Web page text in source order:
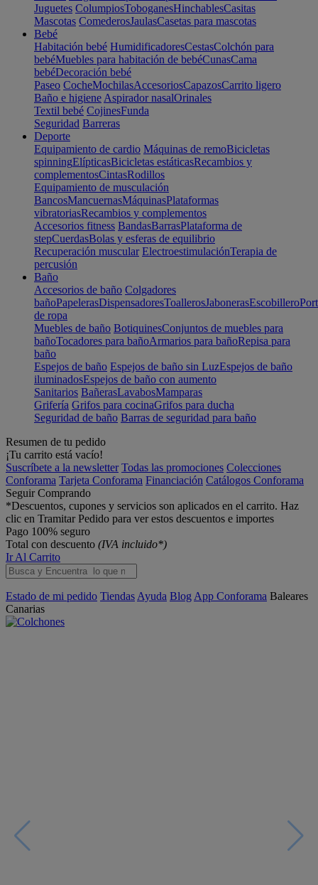
Juguetes ColumpiosToboganesHinchablesCasitas
Mascotas ComederosJaulasCasetas para mascotas
Bebé
Habitación bebé HumidificadoresCestasColchón para
bebéMuebles para habitación de bebéCunasCama
bebéDecoración bebé
Paseo CocheMochilasAccesoriosCapazosCarrito ligero
Baño e higiene Aspirador nasalOrinales
Textil bebé CojinesFunda
Seguridad Barreras
Deporte
Equipamiento de cardio Máquinas de remoBicicletas
spinningElípticasBicicletas estáticasRecambios y
complementosCintasRodillos
Equipamiento de musculación
BancosMancuernasMáquinasPlataformas
vibratoriasRecambios y complementos
Accesorios fitness BandasBarrasPlataforma de
stepCuerdasBolas y esferas de equilibrio
Recuperación muscular ElectroestimulaciónTerapia de
percusión
Baño
Accesorios de baño Colgadores
bañoPapelerasDispensadoresToallerosJabonerasEscobillero
de ropa
Muebles de baño BotiquinesConjuntos de muebles para
bañoTocadores para bañoArmarios para bañoRepisa para
baño
Espejos de baño Espejos de baño sin LuzEspejos de baño
iluminadosEspejos de baño con aumento
Sanitarios BañerasLavabosMamparas
Grifería Grifos para cocinaGrifos para ducha
Seguridad de baño Barras de seguridad para baño
Resumen de tu pedido
¡Tu carrito está vacío!
Suscríbete a la newsletter Todas las promociones Colecciones
Conforama Tarjeta Conforama Financiación Catálogos Conforama
Seguir Comprando
*Descuentos, cupones y servicios son aplicados en el carrito. Haz
clic en Tramitar Pedido para ver estos descuentos e importes
Pago 100% seguro
Total con descuento (IVA incluido*)
Ir Al Carrito
Estado de mi pedido Tiendas Ayuda Blog App Conforama Baleares
Canarias